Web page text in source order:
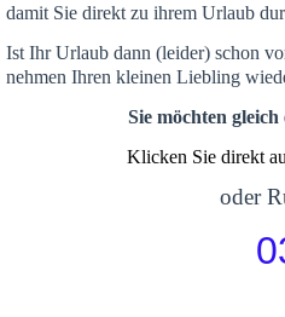
damit Sie direkt zu ihrem Urlaub
Ist Ihr Urlaub dann (leider) schon
nehmen Ihren kleinen Liebling
Sie möchten
Klicken Sie direkt
oder